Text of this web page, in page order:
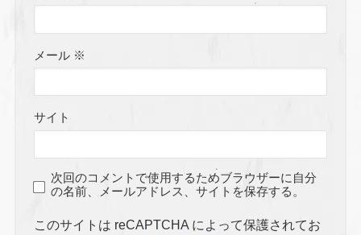
メール ※
サイト
次回のコメントで使用するためブラウザーに自分
の名前、メールアドレス、サイトを保存する。
このサイトは reCAPTCHA によって保護されてお